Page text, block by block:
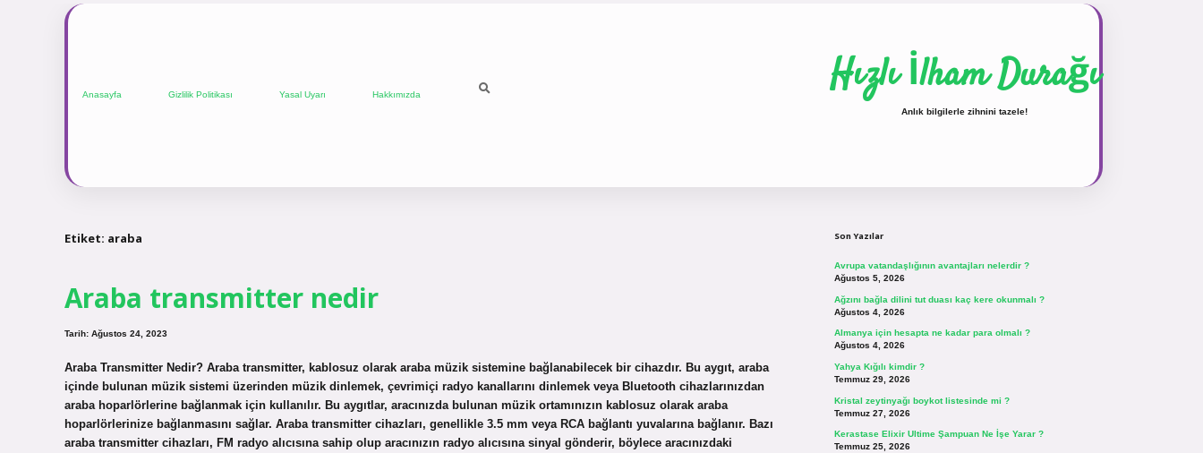
Anasayfa Gizlilik Politikası Yasal Uyarı Hakkımızda Hızlı İlham Durağı
Anlık bilgilerle zihnini tazele!
Etiket: araba
Araba transmitter nedir
Tarih: Ağustos 24, 2023
Araba Transmitter Nedir? Araba transmitter, kablosuz olarak araba müzik sistemine bağlanabilecek bir cihazdır. Bu aygıt, araba
içinde bulunan müzik sistemi üzerinden müzik dinlemek, çevrimiçi radyo kanallarını dinlemek veya Bluetooth cihazlarınızdan
araba hoparlörlerine bağlanmak için kullanılır. Bu aygıtlar, aracınızda bulunan müzik ortamınızın kablosuz olarak araba
hoparlörlerinize bağlanmasını sağlar. Araba transmitter cihazları, genellikle 3.5 mm veya RCA bağlantı yuvalarına bağlanır. Bazı
araba transmitter cihazları, FM radyo alıcısına sahip olup aracınızın radyo alıcısına sinyal gönderir, böylece aracınızdaki
Son Yazılar
Avrupa vatandaşlığının avantajları nelerdir ?
Ağustos 5, 2026
Ağzını bağla dilini tut duası kaç kere okunmalı ?
Ağustos 4, 2026
Almanya için hesapta ne kadar para olmalı ?
Ağustos 4, 2026
Yahya Kığılı kimdir ?
Temmuz 29, 2026
Kristal zeytinyağı boykot listesinde mi ?
Temmuz 27, 2026
Kerastase Elixir Ultime Şampuan Ne İşe Yarar ?
Temmuz 25, 2026